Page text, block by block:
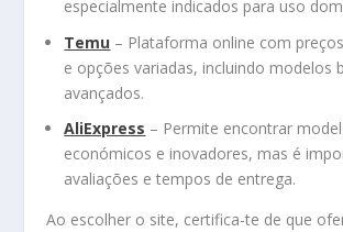
especialmente indicados para uso
Temu – Plataforma online com
e opções variadas, incluindo modelos
avançados.
AliExpress – Permite encontrar
económicos e inovadores, mas é
avaliações e tempos de entrega.
Ao escolher o site, certifica-te de que